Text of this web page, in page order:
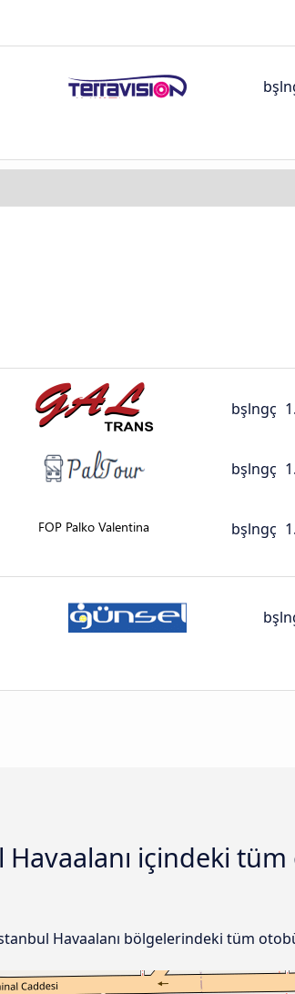
bşlngç
bşlngç
bşlngç
içindeki
Havaalanı bölgelerindeki tüm